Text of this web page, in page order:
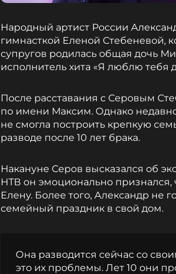
Народный артист России
гимнасткой Еленой Стебеневой,
супругов родилась общая дочь
исполнитель хита «Я люблю тебя
После расставания с Серовым
по имени Максим. Однако
не смогла построить крепкую
разводе после 10 лет брака.
Накануне Серов высказался об
НТВ он эмоционально признался,
Елену. Более того, Александр не
семейный праздник в свой дом.
Она разводится сейчас со
это их проблемы. Лет 10 они